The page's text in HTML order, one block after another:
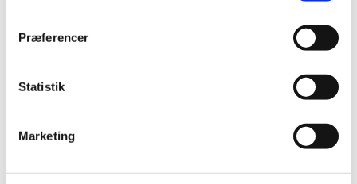
Præferencer
Statistik
Marketing
TID
2022 (197)